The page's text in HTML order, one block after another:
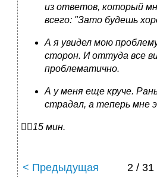
из ответов, который
всего: "Зато будешь
А я увидел мою
сторон. И оттуда все
проблематично.
А у меня еще круче.
страдал, а теперь мне
15 мин.
< Предыдущая 2 / 31